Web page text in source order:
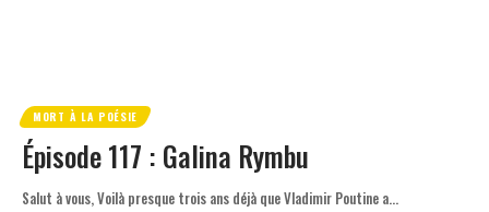
MORT À LA POÉSIE
Épisode 117 : Galina Rymbu
Salut à vous, Voilà presque trois ans déjà que Vladimir Poutine a…